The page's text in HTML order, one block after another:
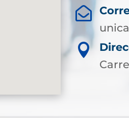

